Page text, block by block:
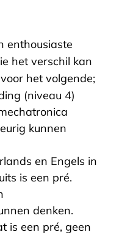
enthousiaste
het verschil kan
het volgende;
(niveau 4)
kunnen
en Engels in
is een pré.
denken.
is een pré, geen